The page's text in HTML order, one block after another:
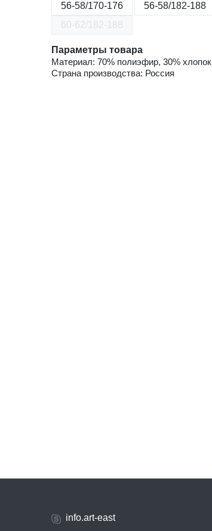
56-58/170-176
56-58/182-188
60-62/182-188
Параметры товара
Материал: 70% полиэфир, 30% хлопок
Страна производства: Россия
info.art-east